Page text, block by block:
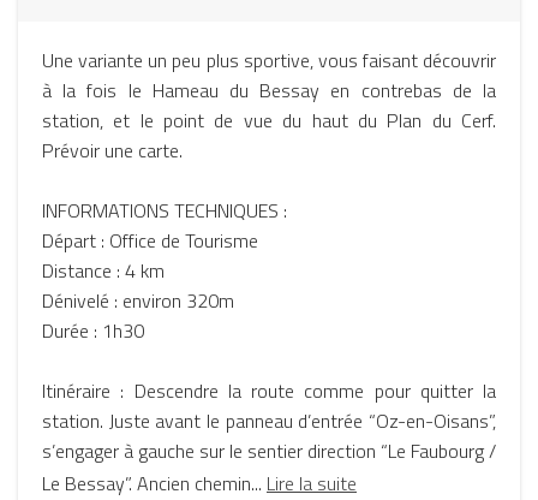
Une variante un peu plus sportive, vous faisant découvrir
à la fois le Hameau du Bessay en contrebas de la
station, et le point de vue du haut du Plan du Cerf.
Prévoir une carte.
INFORMATIONS TECHNIQUES :
Départ : Office de Tourisme
Distance : 4 km
Dénivelé : environ 320m
Durée : 1h30
Itinéraire : Descendre la route comme pour quitter la
station. Juste avant le panneau d’entrée “Oz-en-Oisans”,
s’engager à gauche sur le sentier direction “Le Faubourg /
Le Bessay”. Ancien chemin... Lire la suite